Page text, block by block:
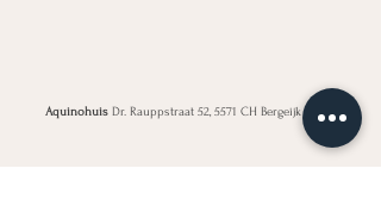
Aquinohuis Dr. Rauppstraat 52, 5571 CH Bergeijk